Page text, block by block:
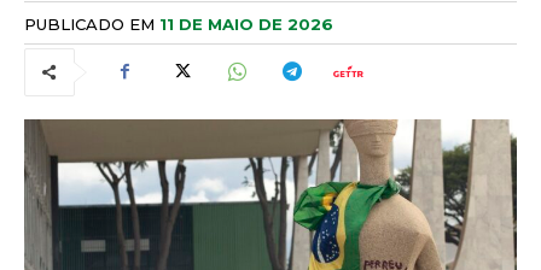
PUBLICADO EM 11 DE MAIO DE 2026